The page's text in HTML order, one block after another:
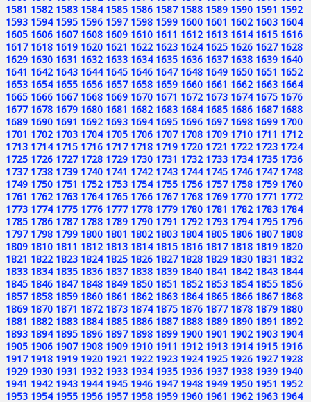
1581 1582 1583 1584 1585 1586 1587 1588 1589 1590 1591 1592
1593 1594 1595 1596 1597 1598 1599 1600 1601 1602 1603 1604
1605 1606 1607 1608 1609 1610 1611 1612 1613 1614 1615 1616
1617 1618 1619 1620 1621 1622 1623 1624 1625 1626 1627 1628
1629 1630 1631 1632 1633 1634 1635 1636 1637 1638 1639 1640
1641 1642 1643 1644 1645 1646 1647 1648 1649 1650 1651 1652
1653 1654 1655 1656 1657 1658 1659 1660 1661 1662 1663 1664
1665 1666 1667 1668 1669 1670 1671 1672 1673 1674 1675 1676
1677 1678 1679 1680 1681 1682 1683 1684 1685 1686 1687 1688
1689 1690 1691 1692 1693 1694 1695 1696 1697 1698 1699 1700
1701 1702 1703 1704 1705 1706 1707 1708 1709 1710 1711 1712
1713 1714 1715 1716 1717 1718 1719 1720 1721 1722 1723 1724
1725 1726 1727 1728 1729 1730 1731 1732 1733 1734 1735 1736
1737 1738 1739 1740 1741 1742 1743 1744 1745 1746 1747 1748
1749 1750 1751 1752 1753 1754 1755 1756 1757 1758 1759 1760
1761 1762 1763 1764 1765 1766 1767 1768 1769 1770 1771 1772
1773 1774 1775 1776 1777 1778 1779 1780 1781 1782 1783 1784
1785 1786 1787 1788 1789 1790 1791 1792 1793 1794 1795 1796
1797 1798 1799 1800 1801 1802 1803 1804 1805 1806 1807 1808
1809 1810 1811 1812 1813 1814 1815 1816 1817 1818 1819 1820
1821 1822 1823 1824 1825 1826 1827 1828 1829 1830 1831 1832
1833 1834 1835 1836 1837 1838 1839 1840 1841 1842 1843 1844
1845 1846 1847 1848 1849 1850 1851 1852 1853 1854 1855 1856
1857 1858 1859 1860 1861 1862 1863 1864 1865 1866 1867 1868
1869 1870 1871 1872 1873 1874 1875 1876 1877 1878 1879 1880
1881 1882 1883 1884 1885 1886 1887 1888 1889 1890 1891 1892
1893 1894 1895 1896 1897 1898 1899 1900 1901 1902 1903 1904
1905 1906 1907 1908 1909 1910 1911 1912 1913 1914 1915 1916
1917 1918 1919 1920 1921 1922 1923 1924 1925 1926 1927 1928
1929 1930 1931 1932 1933 1934 1935 1936 1937 1938 1939 1940
1941 1942 1943 1944 1945 1946 1947 1948 1949 1950 1951 1952
1953 1954 1955 1956 1957 1958 1959 1960 1961 1962 1963 1964